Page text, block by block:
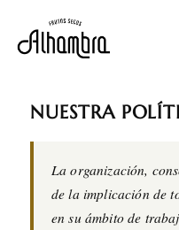
NUESTRA
La organización,
de la implicación de
en su ámbito de